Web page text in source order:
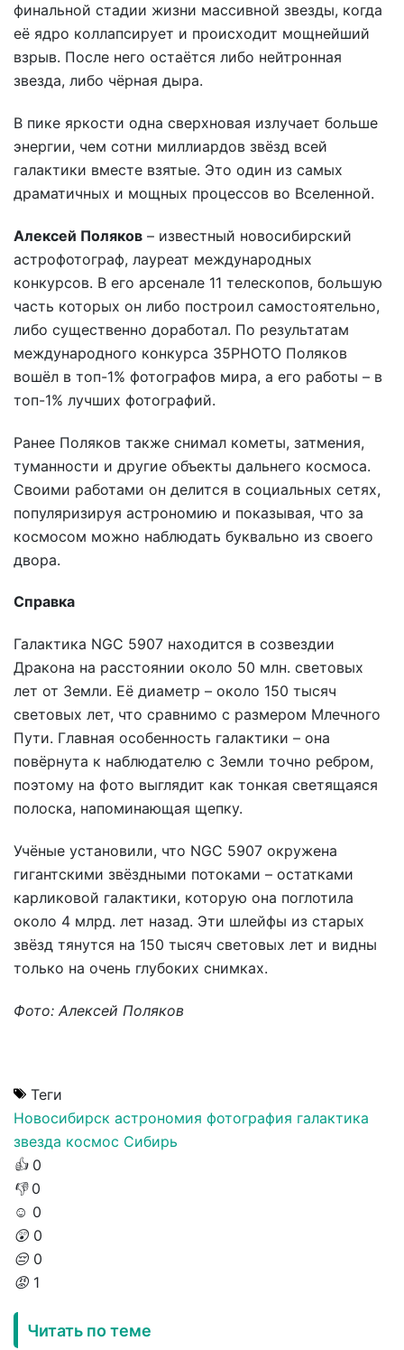
финальной стадии жизни массивной звезды, когда
её ядро коллапсирует и происходит мощнейший
взрыв. После него остаётся либо нейтронная
звезда, либо чёрная дыра.
В пике яркости одна сверхновая излучает больше
энергии, чем сотни миллиардов звёзд всей
галактики вместе взятые. Это один из самых
драматичных и мощных процессов во Вселенной.
Алексей Поляков – известный новосибирский
астрофотограф, лауреат международных
конкурсов. В его арсенале 11 телескопов, большую
часть которых он либо построил самостоятельно,
либо существенно доработал. По результатам
международного конкурса 35PHOTO Поляков
вошёл в топ-1% фотографов мира, а его работы – в
топ-1% лучших фотографий.
Ранее Поляков также снимал кометы, затмения,
туманности и другие объекты дальнего космоса.
Своими работами он делится в социальных сетях,
популяризируя астрономию и показывая, что за
космосом можно наблюдать буквально из своего
двора.
Справка
Галактика NGC 5907 находится в созвездии
Дракона на расстоянии около 50 млн. световых
лет от Земли. Её диаметр – около 150 тысяч
световых лет, что сравнимо с размером Млечного
Пути. Главная особенность галактики – она
повёрнута к наблюдателю с Земли точно ребром,
поэтому на фото выглядит как тонкая светящаяся
полоска, напоминающая щепку.
Учёные установили, что NGC 5907 окружена
гигантскими звёздными потоками – остатками
карликовой галактики, которую она поглотила
около 4 млрд. лет назад. Эти шлейфы из старых
звёзд тянутся на 150 тысяч световых лет и видны
только на очень глубоких снимках.
Фото: Алексей Поляков
Теги
Новосибирск астрономия фотография галактика
звезда космос Сибирь
👍 0
👎 0
☺️ 0
😲 0
😔 0
😡 1
Читать по теме